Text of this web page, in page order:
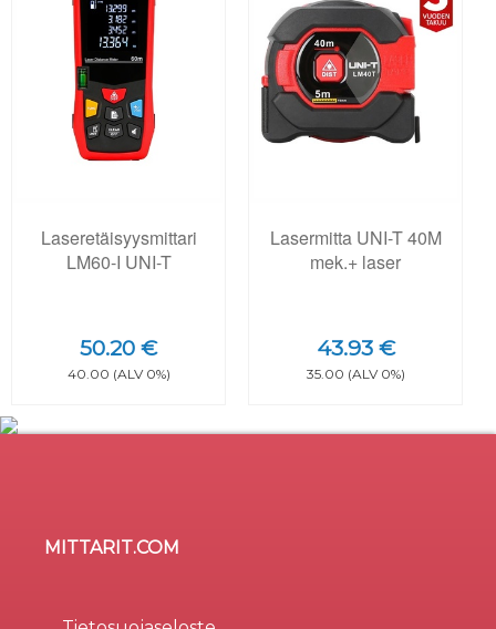
Laseretäisyysmittari
LM60-I UNI-T
50.20 €
40.00 (ALV 0%)
Lasermitta UNI-T 40M
mek.+ laser
43.93 €
35.00 (ALV 0%)
MITTARIT.COM
Evästeitä (cookie) käytetään parantamaan sivuston